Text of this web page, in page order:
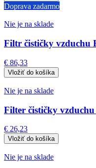
Doprava zadarmo
Nie je na sklade
Filtr čističky vzduchu
€ 86,33
Nie je na sklade
Filter čističky vzduchu
€ 26,23
Nie je na sklade